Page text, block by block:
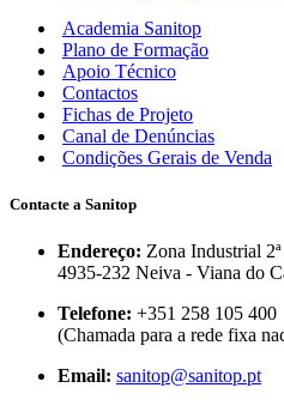
Academia Sanitop
Plano de Formação
Apoio Técnico
Contactos
Fichas de Projeto
Canal de Denúncias
Condições Gerais de Venda
Contacte a Sanitop
Endereço: Zona Industrial 2ª
4935-232 Neiva - Viana do
Telefone: +351 258 105 400
(Chamada para a rede fixa
Email: sanitop@sanitop.pt